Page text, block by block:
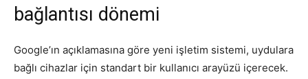
bağlantısı dönemi
Google’ın açıklamasına göre yeni işletim sistemi, uydulara
bağlı cihazlar için standart bir kullanıcı arayüzü içerecek.